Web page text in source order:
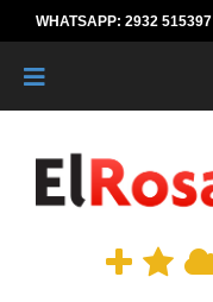
WHATSAPP: 2932 515397